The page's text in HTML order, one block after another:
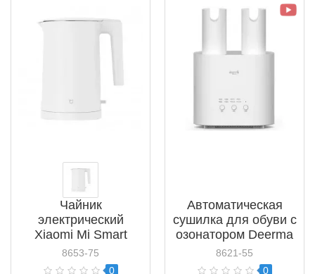
Чайник
электрический
Xiaomi Mi Smart
Kettle 2 BHR5927EU
(MJDSH04YM)
8653-75
0
Автоматическая
сушилка для обуви с
озонатором Deerma
HX10 (Xiaomi Youpin)
8621-55
0